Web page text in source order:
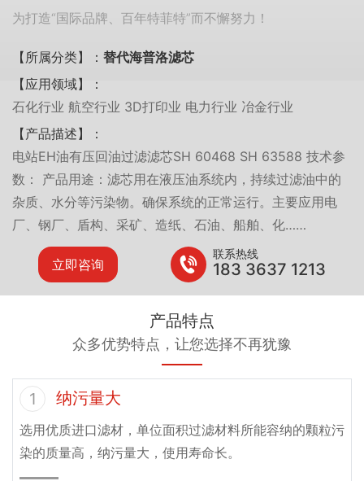
为打造“国际品牌、百年特菲特”而不懈努力！
【所属分类】： 替代海普洛滤芯
【应用领域】：
石化行业 航空行业 3D打印业 电力行业 冶金行业
【产品描述】：
电站EH油有压回油过滤滤芯SH 60468 SH 63588 技术参
数： 产品用途：滤芯用在液压油系统内，持续过滤油中的
杂质、水分等污染物。确保系统的正常运行。主要应用电
厂、钢厂、盾构、采矿、造纸、石油、船舶、化……
立即咨询
联系热线
183 3637 1213
产品特点
众多优势特点，让您选择不再犹豫
1 纳污量大
选用优质进口滤材，单位面积过滤材料所能容纳的颗粒污
染的质量高，纳污量大，使用寿命长。